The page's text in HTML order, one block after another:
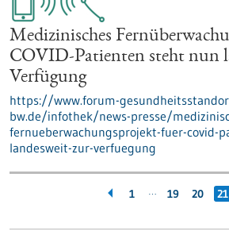
Medizinisches
COVID-Patienten steht nun
Verfügung
https://www.forum-
bw.de/infothek/news-presse/
fernueberwachungsprojekt-fuer-covid-
landesweit-zur-verfuegung
1 … 19 20 21